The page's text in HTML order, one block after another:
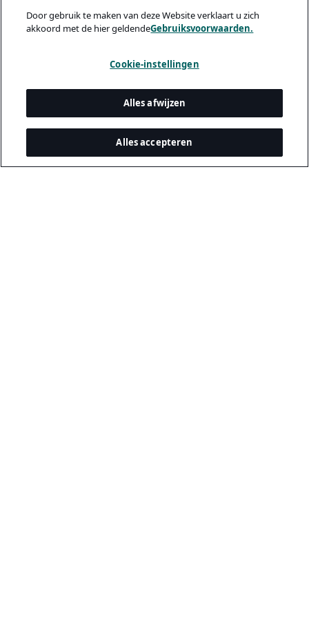
Door gebruik te maken van deze Website verklaart u zich
akkoord met de hier geldendeGebruiksvoorwaarden.
Cookie-instellingen
Alles afwijzen
Alles accepteren